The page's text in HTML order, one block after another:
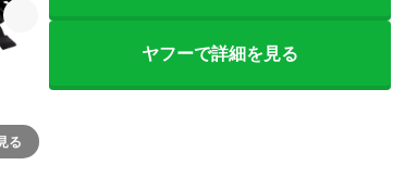
る
ヤフーで詳細を見る